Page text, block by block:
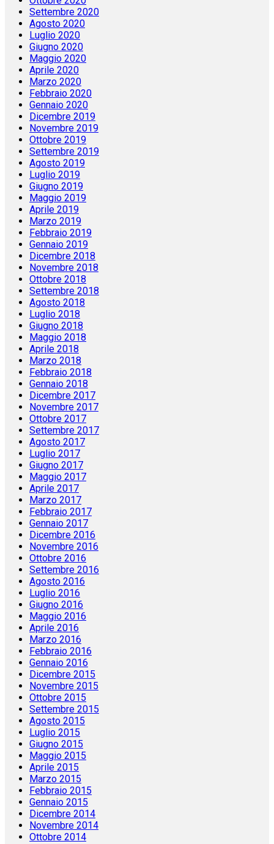
Settembre 2020
Agosto 2020
Luglio 2020
Giugno 2020
Maggio 2020
Aprile 2020
Marzo 2020
Febbraio 2020
Gennaio 2020
Dicembre 2019
Novembre 2019
Ottobre 2019
Settembre 2019
Agosto 2019
Luglio 2019
Giugno 2019
Maggio 2019
Aprile 2019
Marzo 2019
Febbraio 2019
Gennaio 2019
Dicembre 2018
Novembre 2018
Ottobre 2018
Settembre 2018
Agosto 2018
Luglio 2018
Giugno 2018
Maggio 2018
Aprile 2018
Marzo 2018
Febbraio 2018
Gennaio 2018
Dicembre 2017
Novembre 2017
Ottobre 2017
Settembre 2017
Agosto 2017
Luglio 2017
Giugno 2017
Maggio 2017
Aprile 2017
Marzo 2017
Febbraio 2017
Gennaio 2017
Dicembre 2016
Novembre 2016
Ottobre 2016
Settembre 2016
Agosto 2016
Luglio 2016
Giugno 2016
Maggio 2016
Aprile 2016
Marzo 2016
Febbraio 2016
Gennaio 2016
Dicembre 2015
Novembre 2015
Ottobre 2015
Settembre 2015
Agosto 2015
Luglio 2015
Giugno 2015
Maggio 2015
Aprile 2015
Marzo 2015
Febbraio 2015
Gennaio 2015
Dicembre 2014
Novembre 2014
Ottobre 2014